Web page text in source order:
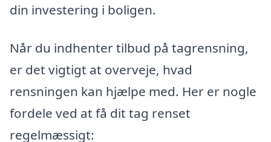
din investering i boligen.
Når du indhenter tilbud på tagrensning,
er det vigtigt at overveje, hvad
rensningen kan hjælpe med. Her er nogle
fordele ved at få dit tag renset
regelmæssigt: